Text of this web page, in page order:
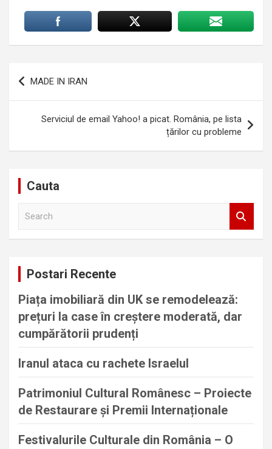
Navigare
articole
MADE IN IRAN
Serviciul de email Yahoo! a picat. România, pe lista
țărilor cu probleme
Cauta
Postari Recente
Piața imobiliară din UK se remodelează:
prețuri la case în creștere moderată, dar
cumpărătorii prudenți
Iranul ataca cu rachete Israelul
Patrimoniul Cultural Românesc – Proiecte
de Restaurare și Premii Internaționale
Festivalurile Culturale din România – O